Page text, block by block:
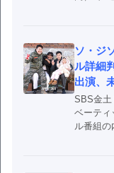
ソ・ジ
ル詳細
出演、
SBS金土
ベーティ
ル番組の